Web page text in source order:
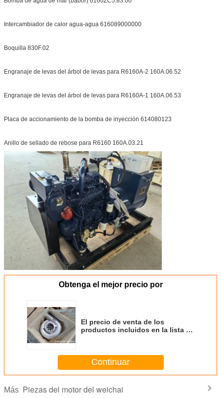
Intercambiador de calor agua-agua 616089000000
Boquilla 830F.02
Engranaje de levas del árbol de levas para R6160A-2 160A.06.52
Engranaje de levas del árbol de levas para R6160A-1 160A.06.53
Placa de accionamiento de la bomba de inyección 614080123
Anillo de sellado de rebose para R6160 160A.03.21
Obtenga el mejor precio por
El precio de venta de los
productos incluidos en la lista de
productos incluidos en la lista de
productos incluidos en la lista de
productos
Continuar
Más Piezas del motor del weichai